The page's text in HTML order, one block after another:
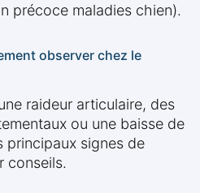
précoce maladies chien).
observer chez le
raideur articulaire, des
ou une baisse de
principaux signes de
conseils.